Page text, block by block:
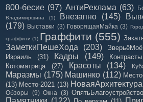
800-бесие (97) АнтиРеклама (63)
Владимирщина (1) Внезапно (145)
(179) Выставки (3) ГоворящаяМайка (3)
граффити (1) Граффити (555)
ЗаметкиПешеХода (203) ЗверьёМоё
Израиль
(31) Кадры (149) Контрасты
Котоматрица
(27) Красоты (134)
Маразмы (175) Машинко (112)
(13) Место-2021 (13) НоваяАрхитектура
Обзоры (9) Окна (3) ОпятьБлагоустройство